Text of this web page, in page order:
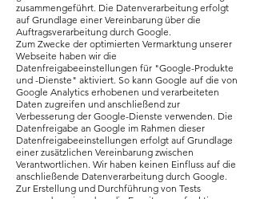
zusammengeführt. Die Datenverarbeitung erfolgt
auf Grundlage einer Vereinbarung über die
Auftragsverarbeitung durch Google.
Zum Zwecke der optimierten Vermarktung unserer
Webseite haben wir die
Datenfreigabeeinstellungen für "Google-Produkte
und -Dienste" aktiviert. So kann Google auf die von
Google Analytics erhobenen und verarbeiteten
Daten zugreifen und anschließend zur
Verbesserung der Google-Dienste verwenden. Die
Datenfreigabe an Google im Rahmen dieser
Datenfreigabeeinstellungen erfolgt auf Grundlage
einer zusätzlichen Vereinbarung zwischen
Verantwortlichen. Wir haben keinen Einfluss auf die
anschließende Datenverarbeitung durch Google.
Zur Erstellung und Durchführung von Tests